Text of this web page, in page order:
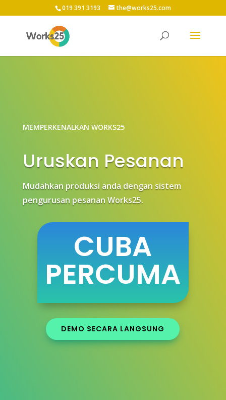
019 391 3193 the@works25.com
MEMPERKENALKAN WORKS25
Uruskan Pesanan
Mudahkan produksi anda dengan sistem
pengurusan pesanan Works25.
CUBA
PERCUMA
DEMO SECARA LANGSUNG